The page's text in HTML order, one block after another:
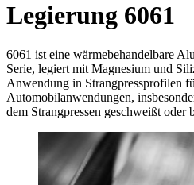
Legierung 6061
6061 ist eine wärmebehandelbare
Serie, legiert mit Magnesium und
Anwendung in Strangpressprofilen
Automobilanwendungen,
dem Strangpressen geschweißt oder